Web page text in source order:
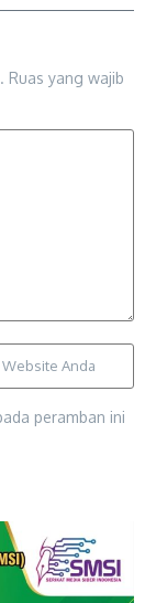
Ruas yang wajib
peramban ini